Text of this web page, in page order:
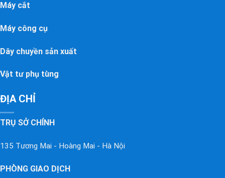
Máy cắt
Máy công cụ
Dây chuyền sản xuất
Vật tư phụ tùng
ĐỊA CHỈ
TRỤ SỞ CHÍNH
135 Tương Mai - Hoàng Mai - Hà Nội
PHÒNG GIAO DỊCH